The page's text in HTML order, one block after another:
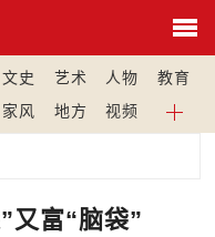
文史 艺术 人物
教育
家风 地方 视频
又富“脑袋”